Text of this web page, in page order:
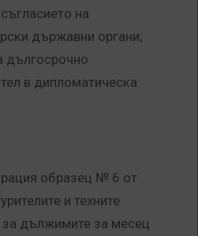
на
държавни органи;
дългосрочно
в дипломатическа
образец № 6 от
и техните
за дължимите за месец